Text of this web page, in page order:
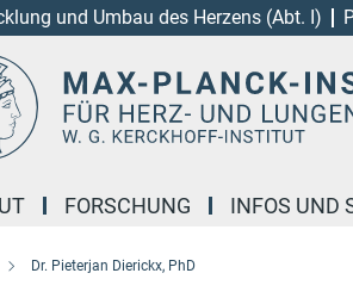
und Umbau des Herzens (Abt. I)
FORSCHUNG INFOS UND
Dr. Pieterjan Dierickx, PhD